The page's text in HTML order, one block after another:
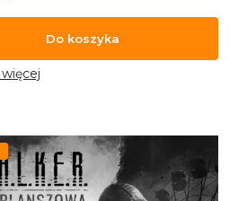
Do koszyka